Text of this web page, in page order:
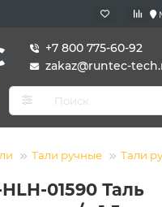
+7 800 775-60-92
zakaz@runtec-
Тали ручные Тали
HLH-01590 Таль